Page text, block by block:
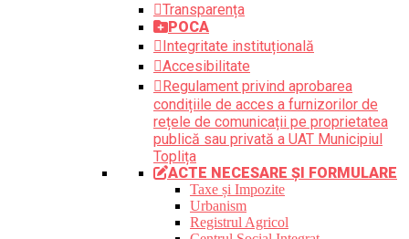
Transparența
POCA
Integritate instituțională
Accesibilitate
Regulament privind aprobarea
condițiile de acces a furnizorilor de
rețele de comunicații pe proprietatea
publică sau privată a UAT Municipiul
Toplița
ACTE NECESARE ȘI FORMULARE
Taxe și Impozite
Urbanism
Registrul Agricol